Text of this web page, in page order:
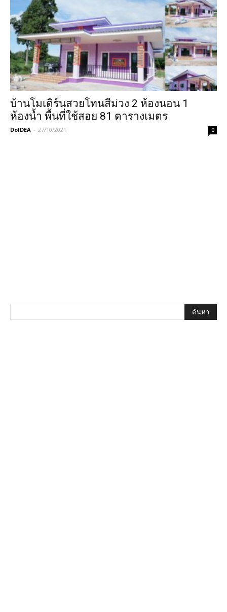
บ้านโมเดิร์นสวยโทนสีม่วง 2 ห้องนอน 1
ห้องน้ำ พื้นที่ใช้สอย 81 ตารางเมตร
DoIDEA - 27/10/2021 0